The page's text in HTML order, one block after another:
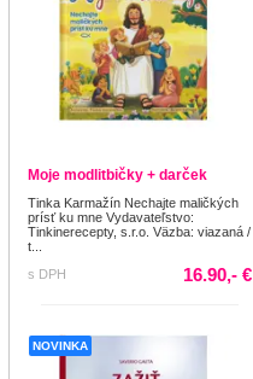
Moje modlitbičky + darček
Tinka Karmažín Nechajte maličkých
prísť ku mne Vydavateľstvo:
Tinkinerecepty, s.r.o. Väzba: viazaná /
t...
s DPH
16.90,- €
NOVINKA